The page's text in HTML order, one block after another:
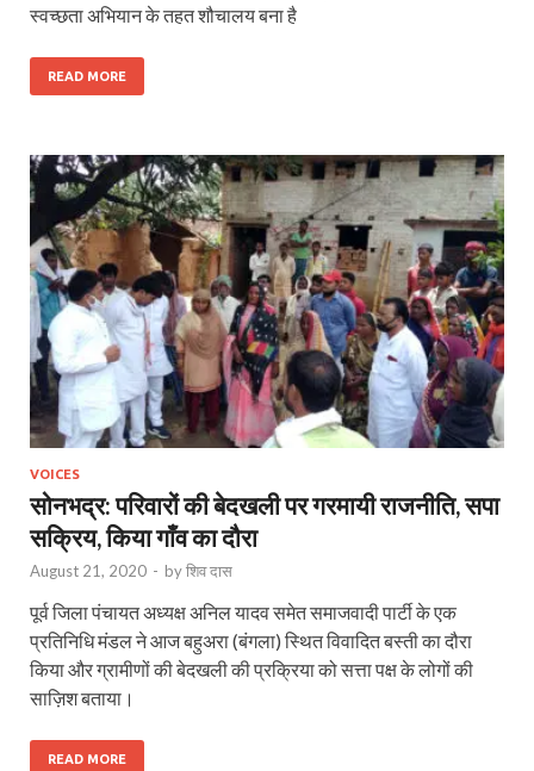
स्वच्छता अभियान के तहत शौचालय बना है
READ MORE
VOICES
सोनभद्र: परिवारों की बेदखली पर गरमायी राजनीति, सपा
सक्रिय, किया गाँव का दौरा
August 21, 2020 - byशिव दास
पूर्व जिला पंचायत अध्यक्ष अनिल यादव समेत समाजवादी पार्टी के एक
प्रतिनिधि मंडल ने आज बहुअरा (बंगला) स्थित विवादित बस्ती का दौरा
किया और ग्रामीणों की बेदखली की प्रक्रिया को सत्ता पक्ष के लोगों की
साज़िश बताया।
READ MORE